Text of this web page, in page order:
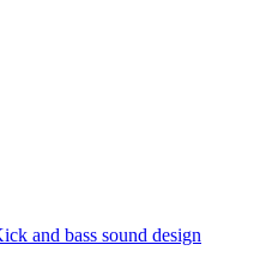
and bass sound design